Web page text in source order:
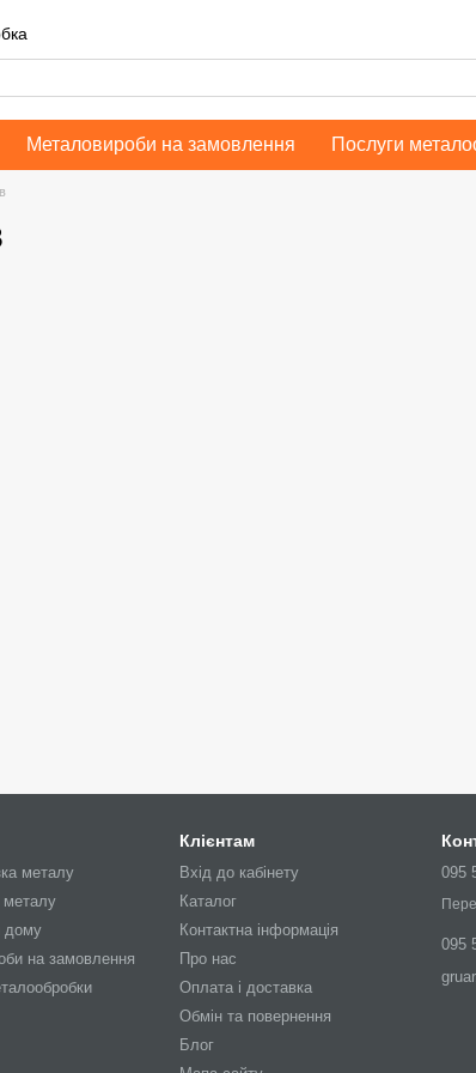
Металовироби на замовлення Послуги
металу
металу
дому
на замовлення
Клієнтам
Вхід до кабінету
Каталог
Контактна інформація
Про нас
Оплата і доставка
Обмін та повернення
Блог
095
095